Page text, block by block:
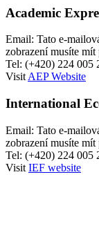
Academic
Email: Tato e-
zobrazení musíte mít
Tel: (+420) 224 005
VisitAEP Website
International
Email: Tato e-
zobrazení musíte mít
Tel: (+420) 224 005
Visit IEF website